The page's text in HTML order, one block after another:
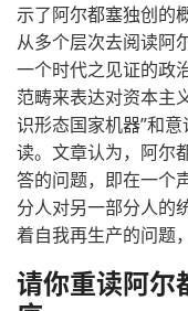
示了阿尔都塞独创的
从多个层次去阅读阿
一个时代之见证的政
范畴来表达对资本主
识形态国家机器”和
读。文章认为，阿尔
答的问题，即在一个
分人对另一部分人的
着自我再生产的问题
请你重读阿